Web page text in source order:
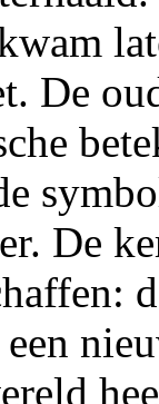
De
De